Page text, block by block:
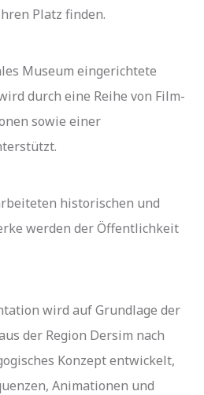
Platz finden.
Museum eingerichtete
durch eine Reihe von Film-
sowie einer
historischen und
werden der Öffentlichkeit
wird auf Grundlage der
der Region Dersim nach
Konzept entwickelt,
Animationen und